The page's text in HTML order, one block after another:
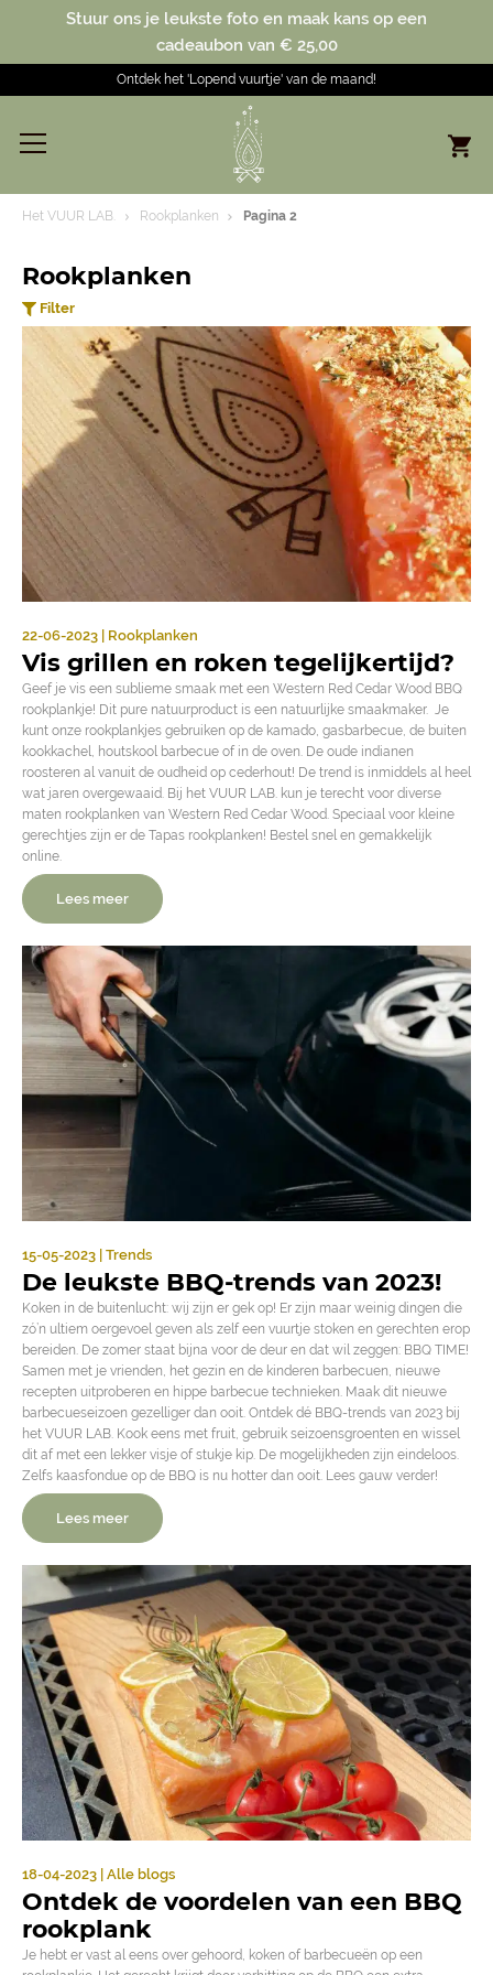
Stuur ons je leukste foto en maak kans op een
cadeaubon van € 25,00
Ontdek het 'Lopend vuurtje' van de maand!
Het VUUR LAB. Rookplanken Pagina 2
Rookplanken
Filter
22-06-2023 | Rookplanken
Vis grillen en roken tegelijkertijd?
Geef je vis een sublieme smaak met een Western Red Cedar Wood BBQ
rookplankje! Dit pure natuurproduct is een natuurlijke smaakmaker. Je
kunt onze rookplankjes gebruiken op de kamado, gasbarbecue, de buiten
kookkachel, houtskool barbecue of in de oven. De oude indianen
roosteren al vanuit de oudheid op cederhout! De trend is inmiddels al heel
wat jaren overgewaaid. Bij het VUUR LAB. kun je terecht voor diverse
maten rookplanken van Western Red Cedar Wood. Speciaal voor kleine
gerechtjes zijn er de Tapas rookplanken! Bestel snel en gemakkelijk
online.
Lees meer
15-05-2023 | Trends
De leukste BBQ-trends van 2023!
Koken in de buitenlucht: wij zijn er gek op! Er zijn maar weinig dingen die
zó’n ultiem oergevoel geven als zelf een vuurtje stoken en gerechten erop
bereiden. De zomer staat bijna voor de deur en dat wil zeggen: BBQ TIME!
Samen met je vrienden, het gezin en de kinderen barbecuen, nieuwe
recepten uitproberen en hippe barbecue technieken. Maak dit nieuwe
barbecueseizoen gezelliger dan ooit. Ontdek dé BBQ-trends van 2023 bij
het VUUR LAB. Kook eens met fruit, gebruik seizoensgroenten en wissel
dit af met een lekker visje of stukje kip. De mogelijkheden zijn eindeloos.
Zelfs kaasfondue op de BBQ is nu hotter dan ooit. Lees gauw verder!
Lees meer
18-04-2023 | Alle blogs
Ontdek de voordelen van een BBQ
rookplank
Je hebt er vast al eens over gehoord, koken of barbecueën op een